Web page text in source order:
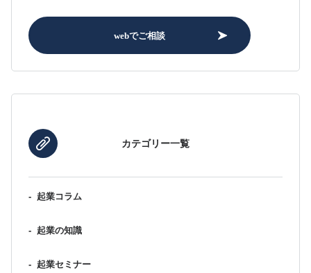
webでご相談
カテゴリー一覧
- 起業コラム
- 起業の知識
- 起業セミナー